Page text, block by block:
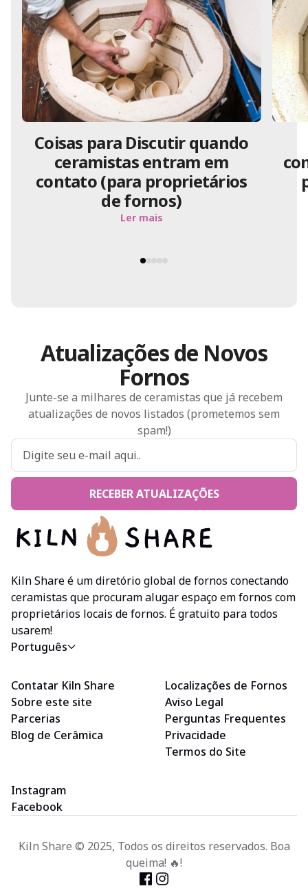
Coisas para Discutir quando
ceramistas entram em
contato (para proprietários
de fornos)
Ler mais
Atualizações de Novos
Fornos
Junte-se a milhares de ceramistas que já recebem
atualizações de novos listados (prometemos sem
spam!)
RECEBER ATUALIZAÇÕES
Kiln Share é um diretório global de fornos conectando
ceramistas que procuram alugar espaço em fornos com
proprietários locais de fornos. É gratuito para todos
usarem!
Português
Contatar Kiln Share
Sobre este site
Parcerias
Blog de Cerâmica
Localizações de Fornos
Aviso Legal
Perguntas Frequentes
Privacidade
Termos do Site
Instagram
Facebook
Kiln Share © 2025, Todos os direitos reservados. Boa
queima! 🔥!